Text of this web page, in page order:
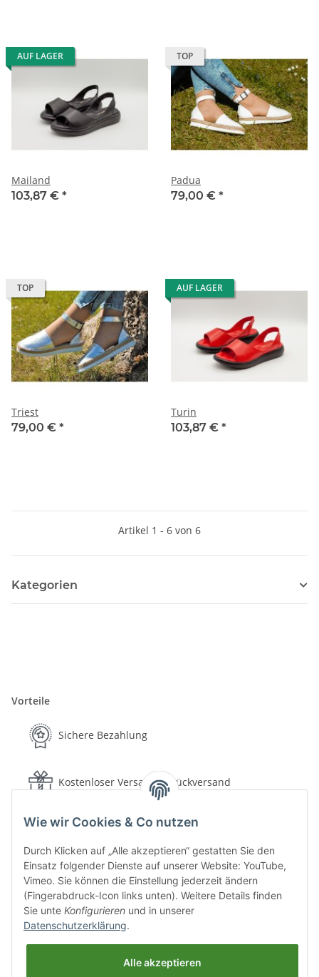
AUF LAGER
Mailand
103,87 € *
TOP
Padua
79,00 € *
TOP
Triest
79,00 € *
AUF LAGER
Turin
103,87 € *
Artikel 1 - 6 von 6
Kategorien
Vorteile
Sichere Bezahlung
Kostenloser Versand & Rückversand
Schnelle Lieferung
30 Tage Rückgaberecht
Sichere Bezahlung
Wie wir Cookies & Co nutzen
Durch Klicken auf „Alle akzeptieren“ gestatten Sie den
Einsatz folgender Dienste auf unserer Website: YouTube,
Vimeo. Sie können die Einstellung jederzeit ändern
(Fingerabdruck-Icon links unten). Weitere Details finden
Sie unte Konfigurieren und in unserer
Datenschutzerklärung.
Alle akzeptieren